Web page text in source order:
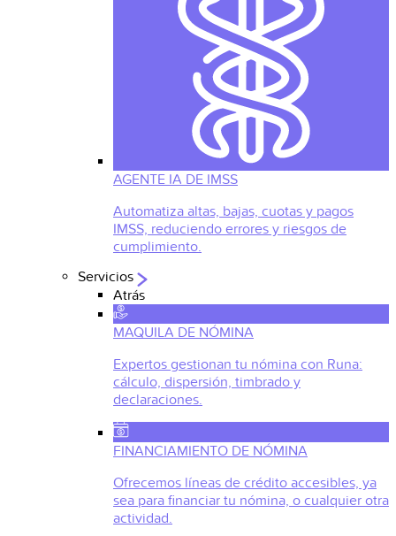
AGENTE IA DE IMSS
Automatiza altas, bajas, cuotas y pagos
IMSS, reduciendo errores y riesgos de
cumplimiento.
Servicios
Atrás
MAQUILA DE NÓMINA
Expertos gestionan tu nómina con Runa:
cálculo, dispersión, timbrado y
declaraciones.
FINANCIAMIENTO DE NÓMINA
Ofrecemos líneas de crédito accesibles, ya
sea para financiar tu nómina, o cualquier otra
actividad.